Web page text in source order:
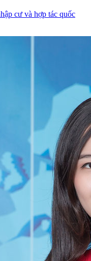
cư và hợp tác quốc